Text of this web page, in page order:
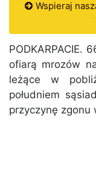
Wspieraj
PODKARPACIE.
ofiarą mrozów
leżące w
południem
przyczynę zgonu